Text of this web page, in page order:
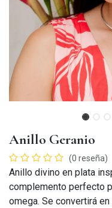
Anillo Geranio
(0 reseña)
Anillo divino en plata
complemento perfecto
omega. Se convertirá